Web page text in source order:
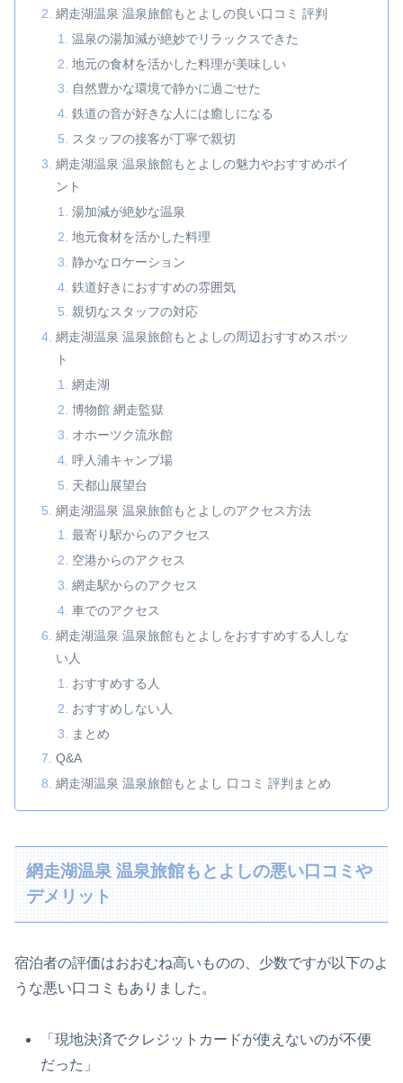
網走湖温泉 温泉旅館もとよしの良い口コミ 評判
温泉の湯加減が絶妙でリラックスできた
地元の食材を活かした料理が美味しい
自然豊かな環境で静かに過ごせた
鉄道の音が好きな人には癒しになる
スタッフの接客が丁寧で親切
網走湖温泉 温泉旅館もとよしの魅力やおすすめポイ
ント
湯加減が絶妙な温泉
地元食材を活かした料理
静かなロケーション
鉄道好きにおすすめの雰囲気
親切なスタッフの対応
網走湖温泉 温泉旅館もとよしの周辺おすすめスポッ
ト
網走湖
博物館 網走監獄
オホーツク流氷館
呼人浦キャンプ場
天都山展望台
網走湖温泉 温泉旅館もとよしのアクセス方法
最寄り駅からのアクセス
空港からのアクセス
網走駅からのアクセス
車でのアクセス
網走湖温泉 温泉旅館もとよしをおすすめする人しな
い人
おすすめする人
おすすめしない人
まとめ
Q&A
網走湖温泉 温泉旅館もとよし 口コミ 評判まとめ
網走湖温泉 温泉旅館もとよしの悪い口コミや
デメリット
宿泊者の評価はおおむね高いものの、少数ですが以下のよ
うな悪い口コミもありました。
「現地決済でクレジットカードが使えないのが不便
だった」